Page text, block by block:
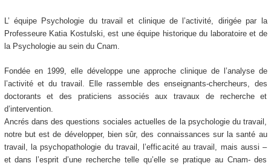
L’ équipe Psychologie du travail et clinique de l’activité, dirigée par la
Professeure Katia Kostulski, est une équipe historique du laboratoire et de
la Psychologie au sein du Cnam.
Fondée en 1999, elle développe une approche clinique de l’analyse de
l’activité et du travail. Elle rassemble des enseignants-chercheurs, des
doctorants et des praticiens associés aux travaux de recherche et
d’intervention.
Ancrés dans des questions sociales actuelles de la psychologie du travail,
notre but est de développer, bien sûr, des connaissances sur la santé au
travail, la psychopathologie du travail, l’efficacité au travail, mais aussi –
et dans l’esprit d’une recherche telle qu’elle se pratique au Cnam- des